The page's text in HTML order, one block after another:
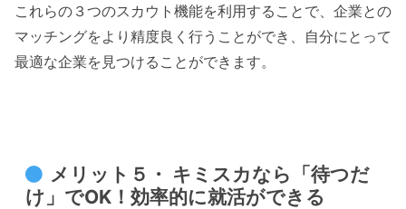
これらの３つのスカウト機能を利用することで、企業との
マッチングをより精度良く行うことができ、自分にとって
最適な企業を見つけることができます。
メリット５・ キミスカなら「待つだ
け」でOK！効率的に就活ができる